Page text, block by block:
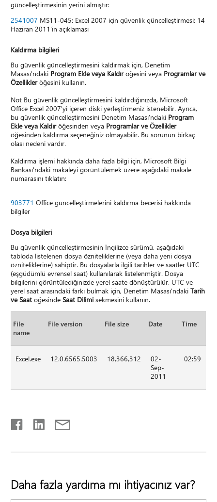
güncelleştirmesinin yerini almıştır:
2541007 MS11-045: Excel 2007 için güvenlik güncelleştirmesi: 14
Haziran 2011'in açıklaması
Kaldırma bilgileri
Bu güvenlik güncelleştirmesini kaldırmak için, Denetim
Masası'ndaki Program Ekle veya Kaldıröğesini veya Programlar ve
Özellikleröğesini kullanın.
Not Bu güvenlik güncelleştirmesini kaldırdığınızda, Microsoft
Office Excel 2007'yi içeren diski yerleştirmeniz istenebilir. Ayrıca,
bu güvenlik güncelleştirmesini Denetim Masası'ndaki Program
Ekle veya Kaldıröğesinden veya Programlar ve Özellikler
öğesinden kaldırma seçeneğiniz olmayabilir. Bu sorunun birkaç
olası nedeni vardır.
Kaldırma işlemi hakkında daha fazla bilgi için, Microsoft Bilgi
Bankası'ndaki makaleyi görüntülemek üzere aşağıdaki makale
numarasını tıklatın:
903771 Office güncelleştirmelerini kaldırma becerisi hakkında
bilgiler
Dosya bilgileri
Bu güvenlik güncelleştirmesinin İngilizce sürümü, aşağıdaki
tabloda listelenen dosya özniteliklerine (veya daha yeni dosya
özniteliklerine) sahiptir. Bu dosyalarla ilgili tarihler ve saatler UTC
(eşgüdümlü evrensel saat) kullanılarak listelenmiştir. Dosya
bilgilerini görüntülediğinizde yerel saate dönüştürülür. UTC ve
yerel saat arasındaki farkı bulmak için, Denetim Masası'ndakiTarih
ve Saat öğesindeSaat Dilimi sekmesini kullanın.
File
name
File version File size Date Time
Excel.exe 12.0.6565.5003 18,366,312
02-
Sep-
2011
02:59
Daha fazla yardıma mı ihtiyacınız var?